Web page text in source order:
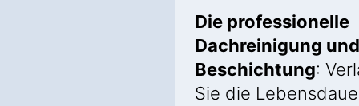
Die professionelle
Dachreinigung und
Beschichtung:
Sie die